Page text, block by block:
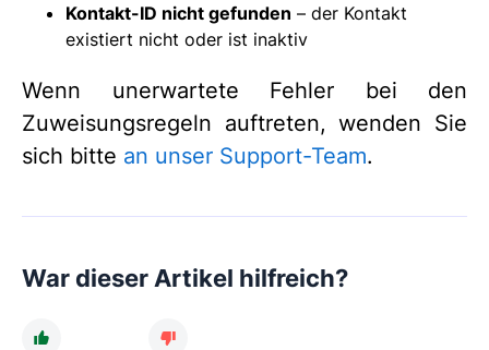
Kontakt-ID nicht gefunden – der Kontakt
existiert nicht oder ist inaktiv
Wenn unerwartete Fehler bei den
Zuweisungsregeln auftreten, wenden Sie
sich bitte an unser Support-Team.
War dieser Artikel hilfreich?